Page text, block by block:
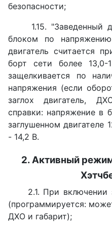
безопасности;
1.15. "Заведенный
блоком по
двигатель считается
борт сети более
защелкивается по
напряжения (если
заглох двигатель,
справки: напряжение в
заглушенном двигателе
- 14,2 В.
2. Активный
2.1. При включении
(программируется:
ДХО и габарит);